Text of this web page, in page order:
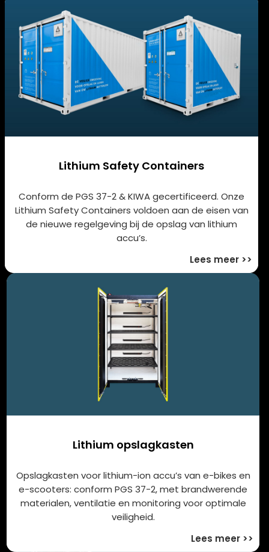
Lithium Safety Containers
Conform de PGS 37-2 & KIWA gecertificeerd. Onze
Lithium Safety Containers voldoen aan de eisen van
de nieuwe regelgeving bij de opslag van lithium
accu’s.
Lees meer >>
Lithium opslagkasten
Opslagkasten voor lithium-ion accu’s van e-bikes en
e-scooters: conform PGS 37-2, met brandwerende
materialen, ventilatie en monitoring voor optimale
veiligheid.
Lees meer >>